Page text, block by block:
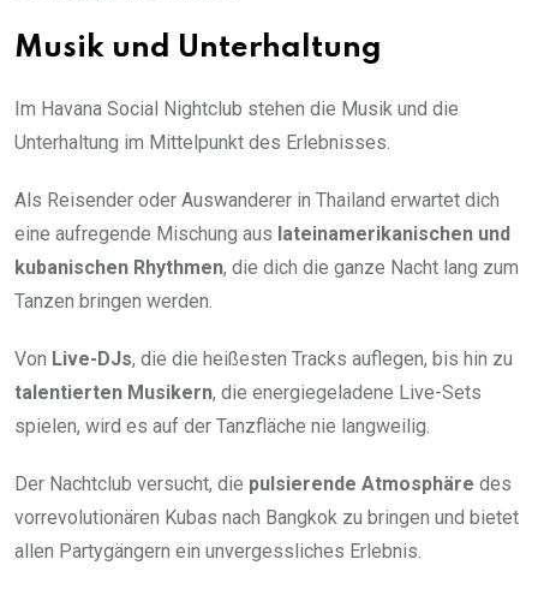
Musik und Unterhaltung
Im Havana Social Nightclub stehen die Musik und die
Unterhaltung im Mittelpunkt des Erlebnisses.
Als Reisender oder Auswanderer in Thailand erwartet dich
eine aufregende Mischung aus lateinamerikanischen und
kubanischen Rhythmen, die dich die ganze Nacht lang zum
Tanzen bringen werden.
Von Live-DJs, die die heißesten Tracks auflegen, bis hin zu
talentierten Musikern, die energiegeladene Live-Sets
spielen, wird es auf der Tanzfläche nie langweilig.
Der Nachtclub versucht, die pulsierende Atmosphäre des
vorrevolutionären Kubas nach Bangkok zu bringen und bietet
allen Partygängern ein unvergessliches Erlebnis.